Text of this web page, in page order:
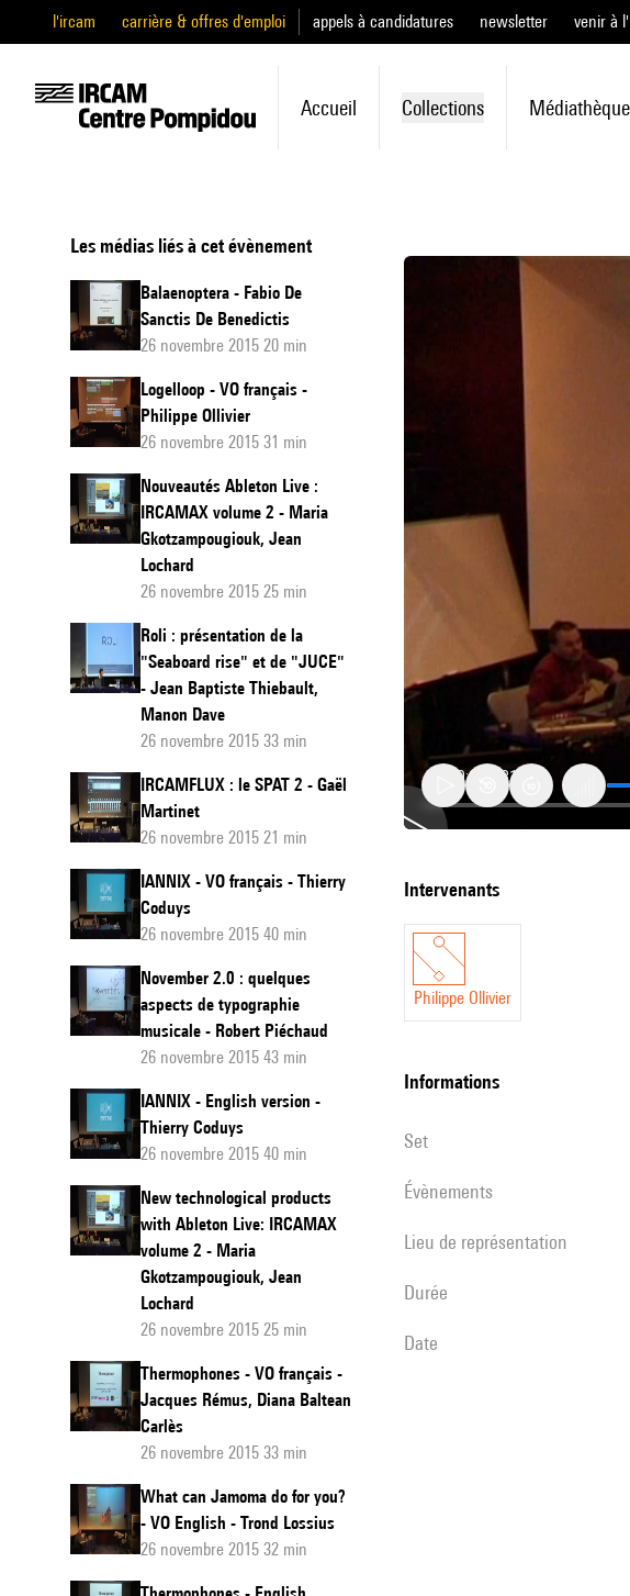
l'ircam carrière & offres d'emploi appels à candidatures newsletter venir à
Accueil Collections Médiathèque
Les médias liés à cet évènement
Balaenoptera - Fabio De
Sanctis De Benedictis
26 novembre 2015 20 min
Logelloop - VO français -
Philippe Ollivier
26 novembre 2015 31 min
Nouveautés Ableton Live :
IRCAMAX volume 2 - Maria
Gkotzampougiouk, Jean
Lochard
26 novembre 2015 25 min
Roli : présentation de la
"Seaboard rise" et de "JUCE"
- Jean Baptiste Thiebault,
Manon Dave
26 novembre 2015 33 min
IRCAMFLUX : le SPAT 2 - Gaël
Martinet
26 novembre 2015 21 min
IANNIX - VO français - Thierry
Coduys
26 novembre 2015 40 min
November 2.0 : quelques
aspects de typographie
musicale - Robert Piéchaud
26 novembre 2015 43 min
IANNIX - English version -
Thierry Coduys
26 novembre 2015 40 min
New technological products
with Ableton Live: IRCAMAX
volume 2 - Maria
Gkotzampougiouk, Jean
Lochard
26 novembre 2015 25 min
Thermophones - VO français -
Jacques Rémus, Diana Baltean
Carlès
26 novembre 2015 33 min
What can Jamoma do for you?
- VO English - Trond Lossius
26 novembre 2015 32 min
Logelloop
English
version
intervenants
Philippe Ollivier
informations
set
évènements
Lieu de représentation
durée
date